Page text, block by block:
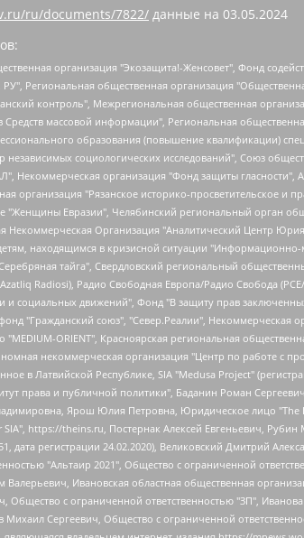
ru/documents/7822/ данные на 03.05.2024
орган общественной самодеятельности – женское общественное объединение "Женщины Евразии", Челябинский региональный орган общественной самодеятельности "Уральская правозащитная группа", Фонд содействия защите здоровья и социальной справедливости имени Андрея Рылькова, Автономная Некоммерческая Организация "Аналитический Центр Юрия Левады", Автономная некоммерческая организация социальной поддержки населения "Проект Апрель", Региональная общественная организация помощи женщинам и детям, находящимся в кризисной ситуации "Информационно-методический центр "Анна", Фонд содействия развитию массовых коммуникаций и правовому просвещению "Так-так-Так", Фонд содействия устойчивому развитию "Серебряная тайга", Свердловский региональный общественный фонд социальных проектов "Новое время", "Idel.Реалии", Кавказ.Реалии, Крым.Реалии, Телеканал Настоящее Время, Татаро-башкирская служба Радио Свобода (Azatliq Radiosi), Радио Свободная Европа/Радио Свобода (PCE/PC), "Сибирь.Реалии", "Фактограф", Благотворительный фонд помощи осужденным и их семьям, Автономная некоммерческая организация "Институт глобализации и социальных движений", Фонд "В защиту прав заключенных", Частное учреждение "Центр поддержки и содействия развитию средств массовой информации", Пензенский региональный общественный благотворительный фонд "Гражданский союз", "Север.Реалии", Некоммерческая организация Фонд "Правовая инициатива", Общество с ограниченной ответственностью "Радио Свободная Европа/Радио Свобода", Чешское информационное агентство "MEDIUM-ORIENT", Красноярская региональная общественная организация "Мы против СПИДа", Камалягин Денис Николаевич, Маркелов Сергей Евгеньевич, Пономарев Лев Александрович, Савицкая Людмила Алексеевна, Автономная некоммерческая организация "Центр по работе с проблемой насилия "НАСИЛИЮ.НЕТ", Межрегиональный профессиональный союз работников здравоохранения "Альянс врачей", Юридическое лицо, зарегистрированное в Латвийской Республике, SIA "Medusa Project" (регистрационный номер 40103797863, дата регистрации 10.06.2014), Некоммерческая организация "Фонд по борьбе с коррупцией", Автономная некоммерческая организация "Институт права и публичной политики", Баданин Роман Сергеевич, Гликин Максим Александрович, Железнова Мария Михайловна, Лукьянова Юлия Сергеевна, Маетная Елизавета Витальевна, Маняхин Петр Борисович, Чуракова Ольга Владимировна, Ярош Юлия Петровна, Юридическое лицо "The Insider SIA", зарегистрированное в Риге, Латвийская Республика (дата регистрации 26.06.2015),